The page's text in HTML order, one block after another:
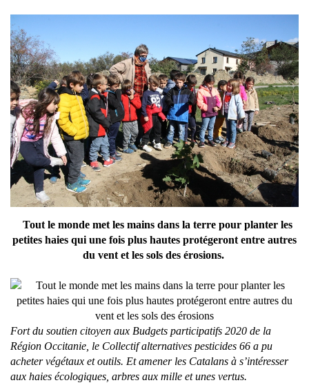
Tout le monde met les mains dans la terre pour planter les
petites haies qui une fois plus hautes protégeront entre autres
du vent et les sols des érosions.
Fort du soutien citoyen aux Budgets participatifs 2020 de la
Région Occitanie, le Collectif alternatives pesticides 66 a pu
acheter végétaux et outils. Et amener les Catalans à s’intéresser
aux haies écologiques, arbres aux mille et unes vertus.